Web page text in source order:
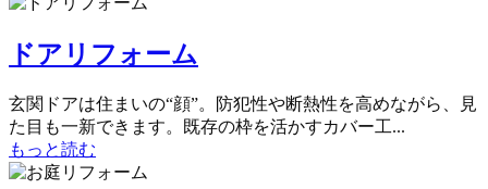
ドアリフォーム
玄関ドアは住まいの“顔”。防犯性や断熱性を高めながら、見
た目も一新できます。既存の枠を活かすカバー工...
もっと読む